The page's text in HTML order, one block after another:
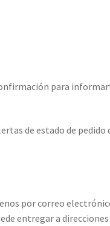
para
de estado de pedido
por correo
entregar a direcciones